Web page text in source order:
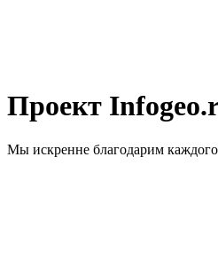
Проект
Мы искренне благодарим каждого